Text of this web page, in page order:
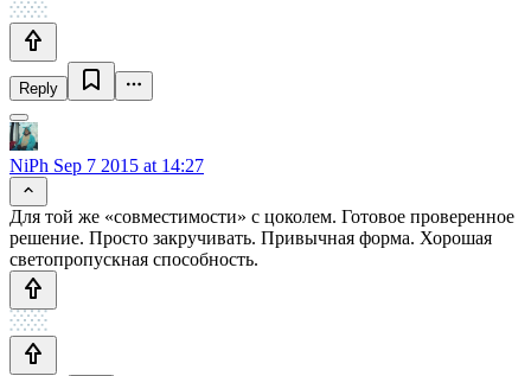
Reply
NiPh Sep 7 2015 at 14:27
Для той же «совместимости» с цоколем. Готовое проверенное
решение. Просто закручивать. Привычная форма. Хорошая
светопропускная способность.